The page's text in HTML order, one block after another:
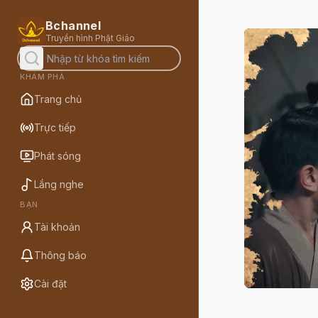
Bchannel
Truyền hình Phật Giáo
KHÁM PHÁ
Trang chủ
Trực tiếp
Phát sóng
Lắng nghe
BẠN
Tài khoản
Thông báo
Cài đặt